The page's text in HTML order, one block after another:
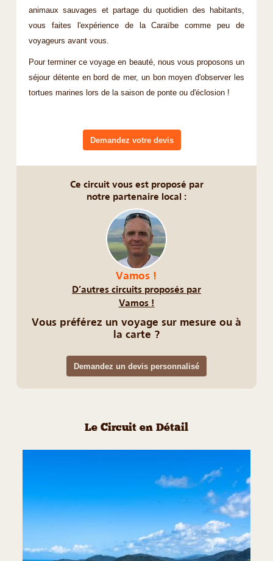
animaux sauvages et partage du quotidien des habitants,
vous faites l'expérience de la Caraïbe comme peu de
voyageurs avant vous.
Pour terminer ce voyage en beauté, nous vous proposons un
séjour détente en bord de mer, un bon moyen d'observer les
tortues marines lors de la saison de ponte ou d'éclosion !
Demandez votre devis
Ce circuit vous est proposé par
notre partenaire local :
Vamos !
D’autres circuits proposés par
Vamos !
Vous préférez un voyage sur mesure ou à
la carte ?
Demandez un devis personnalisé
Le Circuit en Détail